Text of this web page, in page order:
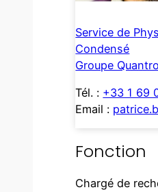
Service de
Condensé
Groupe
Tél. : +33 1 69
Email :
Fonction
Chargé de